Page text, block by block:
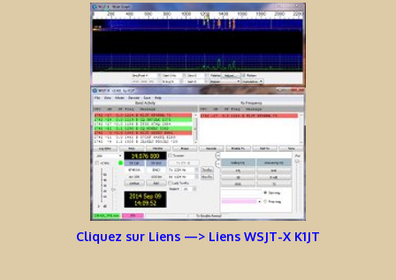
Cliquez sur Liens —> Liens WSJT-X K1JT